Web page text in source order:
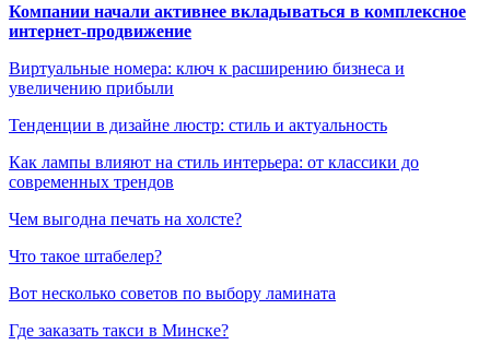
Компании начали активнее вкладываться в комплексное
интернет-продвижение
Виртуальные номера: ключ к расширению бизнеса и
увеличению прибыли
Тенденции в дизайне люстр: стиль и актуальность
Как лампы влияют на стиль интерьера: от классики до
современных трендов
Чем выгодна печать на холсте?
Что такое штабелер?
Вот несколько советов по выбору ламината
Где заказать такси в Минске?